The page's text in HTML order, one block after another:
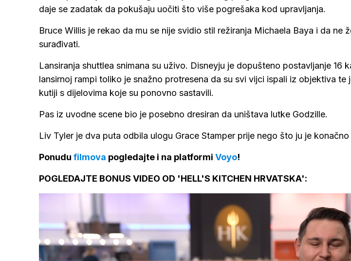
daje se zadatak da pokušaju uočiti što više pogrešaka kod upravljanja.
Bruce Willis je rekao da mu se nije svidio stil režiranja Michaela Baya i da ne
surađivati.
Lansiranja shuttlea snimana su uživo. Disneyju je dopušteno postavljanje 16
lansirnoj rampi toliko je snažno protresena da su svi vijci ispali iz objektiva te
kutiji s dijelovima koje su ponovno sastavili.
Pas iz uvodne scene bio je posebno dresiran da uništava lutke Godzille.
Liv Tyler je dva puta odbila ulogu Grace Stamper prije nego što ju je konačno
Ponudu filmova pogledajte i na platformi Voyo!
POGLEDAJTE BONUS VIDEO OD 'HELL'S KITCHEN HRVATSKA':